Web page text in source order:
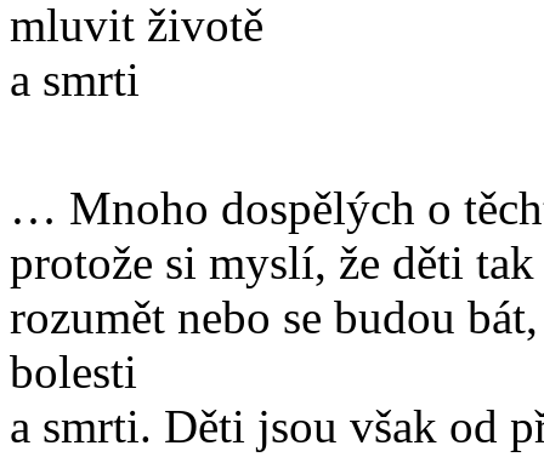
… Mnoho dospělých o
protože si myslí, že děti
rozumět nebo se budou
bolesti
a smrti. Děti jsou však od